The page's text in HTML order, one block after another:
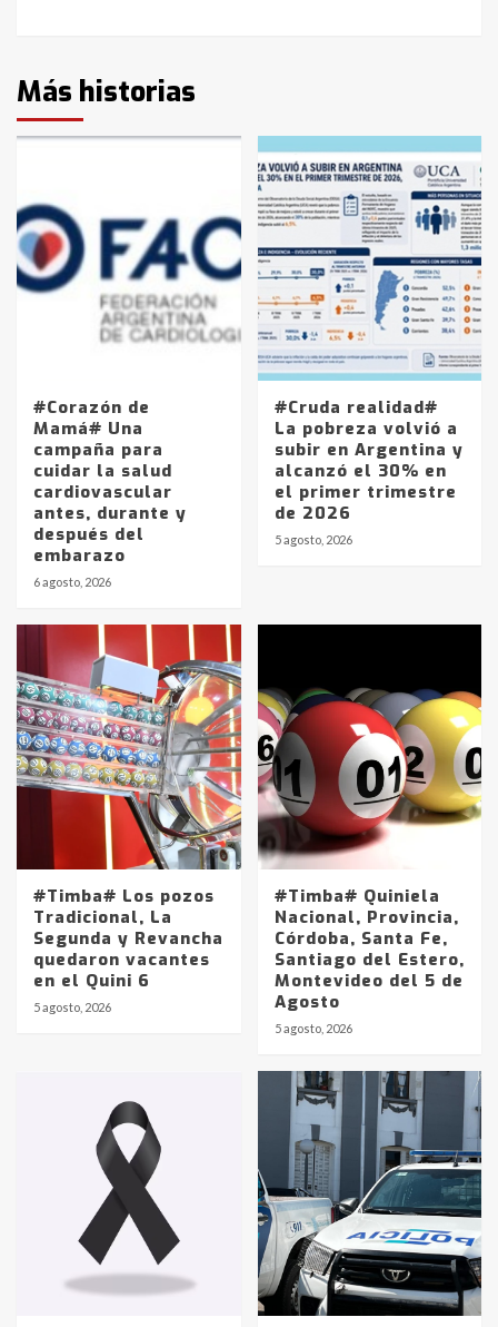
Más historias
#Corazón de
Mamá# Una
campaña para
cuidar la salud
cardiovascular
antes, durante y
después del
embarazo
6 agosto, 2026
#Cruda realidad#
La pobreza volvió a
subir en Argentina y
alcanzó el 30% en
el primer trimestre
de 2026
5 agosto, 2026
#Timba# Los pozos
Tradicional, La
Segunda y Revancha
quedaron vacantes
en el Quini 6
5 agosto, 2026
#Timba# Quiniela
Nacional, Provincia,
Córdoba, Santa Fe,
Santiago del Estero,
Montevideo del 5 de
Agosto
5 agosto, 2026
Identidad de los adolescentes
pampeanos que fueron
en la mañana del lunes
Accidente en Ruta 5: falleció un
joven de Trenque Lauquen
Los precios de los combustibles en
La Pampa, desde YPF hasta Axion
entre 857 a 1338 pesos